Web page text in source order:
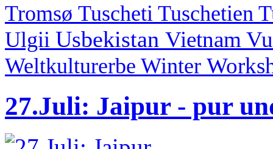
Tromsø Tuscheti Tuschetien
Ulgii Usbekistan Vietnam
Weltkulturerbe Winter
27.Juli: Jaipur - pur